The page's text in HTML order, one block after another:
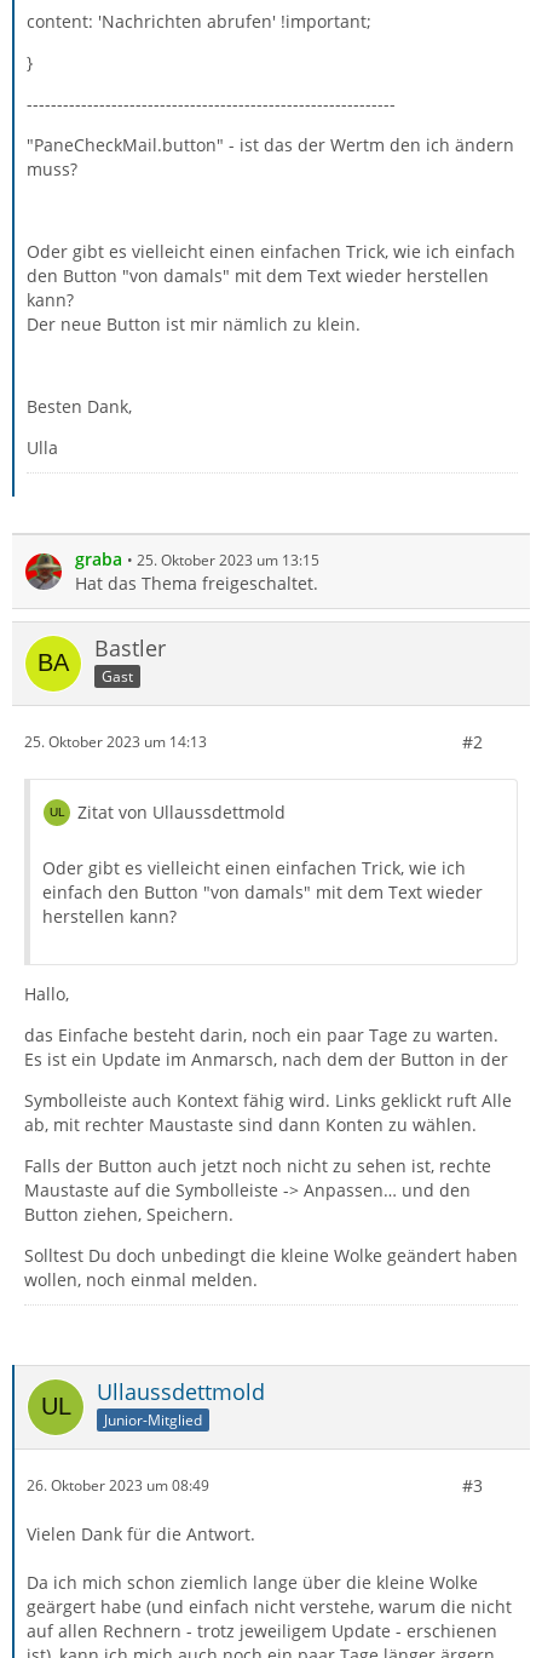
content: 'Nachrichten abrufen' !important;
}
-------------------------------------------------------------
"PaneCheckMail.button" - ist das der Wertm den ich ändern
muss?
Oder gibt es vielleicht einen einfachen Trick, wie ich einfach
den Button "von damals" mit dem Text wieder herstellen
kann?
Der neue Button ist mir nämlich zu klein.
Besten Dank,
Ulla
graba 25. Oktober 2023 um 13:15
Hat das Thema freigeschaltet.
Bastler
Gast
25. Oktober 2023 um 14:13 #2
Zitat von Ullaussdettmold
Oder gibt es vielleicht einen einfachen Trick, wie ich
einfach den Button "von damals" mit dem Text wieder
herstellen kann?
Hallo,
das Einfache besteht darin, noch ein paar Tage zu warten.
Es ist ein Update im Anmarsch, nach dem der Button in der
Symbolleiste auch Kontext fähig wird. Links geklickt ruft Alle
ab, mit rechter Maustaste sind dann Konten zu wählen.
Falls der Button auch jetzt noch nicht zu sehen ist, rechte
Maustaste auf die Symbolleiste -> Anpassen… und den
Button ziehen, Speichern.
Solltest Du doch unbedingt die kleine Wolke geändert haben
wollen, noch einmal melden.
Ullaussdettmold
Junior-Mitglied
26. Oktober 2023 um 08:49 #3
Vielen Dank für die Antwort.
Da ich mich schon ziemlich lange über die kleine Wolke
geärgert habe (und einfach nicht verstehe, warum die nicht
auf allen Rechnern - trotz jeweiligem Update - erschienen